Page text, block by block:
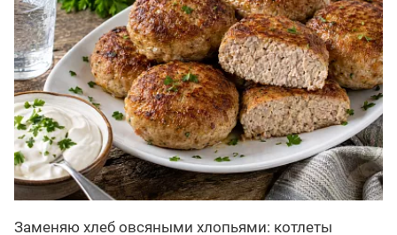
Заменяю хлеб овсяными хлопьями: котлеты